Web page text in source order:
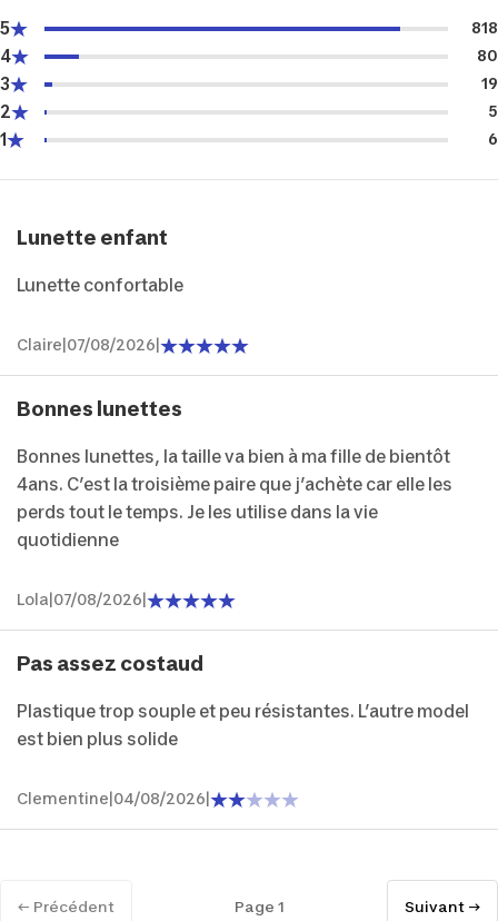
5 818
4 80
3 19
2 5
1 6
Lunette enfant
Lunette confortable
Claire 07/08/2026
Bonnes lunettes
Bonnes lunettes, la taille va bien à ma fille de bientôt
4ans. C’est la troisième paire que j’achète car elle les
perds tout le temps. Je les utilise dans la vie
quotidienne
Lola 07/08/2026
Pas assez costaud
Plastique trop souple et peu résistantes. L’autre model
est bien plus solide
Clementine 04/08/2026
← Précédent Page 1 Suivant →